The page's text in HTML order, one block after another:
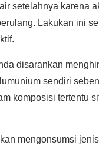
setelahnya karena
Lakukan ini
disarankan
sendiri
komposisi tertentu
mengonsumsi